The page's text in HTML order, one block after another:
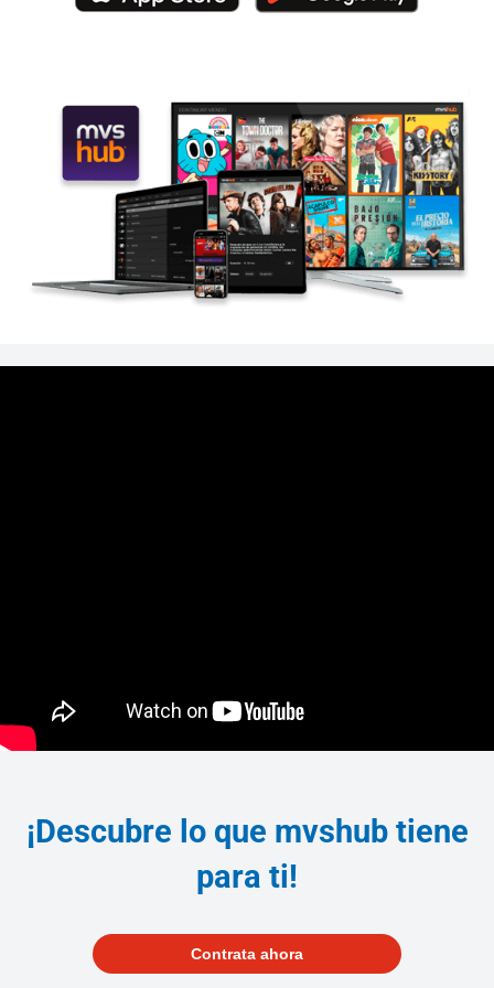
¡Descubre lo que mvshub tiene
para ti!
Contrata ahora